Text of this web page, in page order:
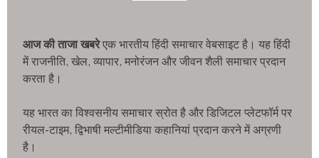
आज की ताजा खबरेएक भारतीय हिंदी समाचार वेबसाइट है। यह हिंदी
में राजनीति, खेल, व्यापार, मनोरंजन और जीवन शैली समाचार प्रदान
करता है।
यह भारत का विश्वसनीय समाचार स्रोत है और डिजिटल प्लेटफॉर्म पर
रीयल-टाइम, द्विभाषी मल्टीमीडिया कहानियां प्रदान करने में अग्रणी
है।